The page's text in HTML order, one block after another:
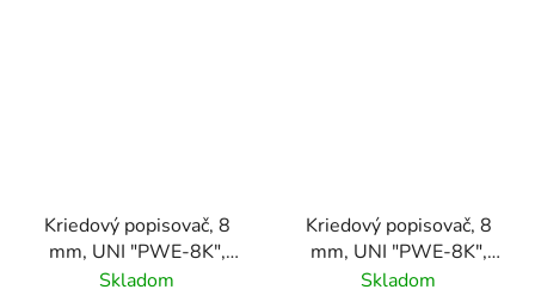
Kriedový popisovač, 8
mm, UNI "PWE-8K",
svetlomodrý
Skladom
Kriedový popisovač, 8
mm, UNI "PWE-8K",
zlatý
Skladom